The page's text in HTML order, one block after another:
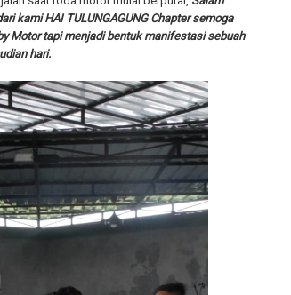
kami HAI TULUNGAGUNG Chapter semoga
Motor tapi menjadi bentuk manifestasi sebuah
hari.